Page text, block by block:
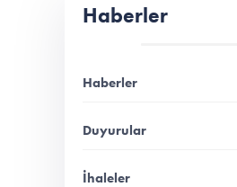
Haberler
Haberler
Duyurular
İhaleler